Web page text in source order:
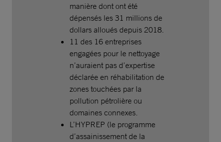
manière dont ont été
dépensés les 31 millions de
dollars alloués depuis 2018.
11 des 16 entreprises
engagées pour le nettoyage
n’auraient pas d’expertise
déclarée en réhabilitation de
zones touchées par la
pollution pétrolière ou
domaines connexes.
L’HYPREP (le programme
d’assainissement de la